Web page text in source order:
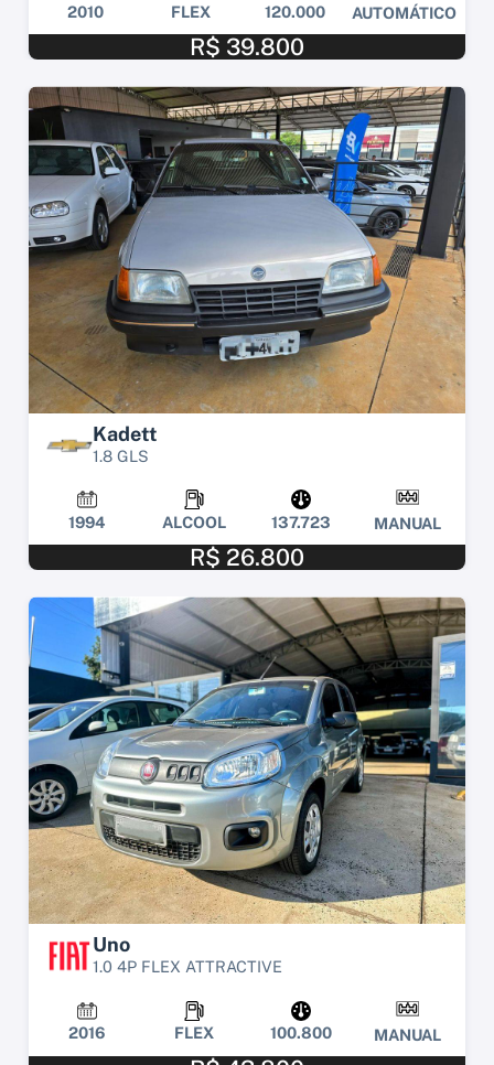
2010 FLEX 120.000 AUTOMÁTICO
R$ 39.800
Kadett
1.8 GLS
1994 ALCOOL 137.723 MANUAL
R$ 26.800
Uno
1.0 4P FLEX ATTRACTIVE
2016 FLEX 100.800 MANUAL